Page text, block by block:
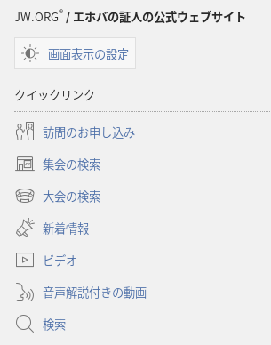
JW.ORG®/ エホバの証人の公式ウェブサイト
画面表示の設定
クイックリンク
訪問のお申し込み
集会の検索
（新
し
タ
で
開
く）
大会の検索
（新
し
い
タ
ブ
で
開
く）
新着情報
ビデオ
音声解説付きの動画
検索